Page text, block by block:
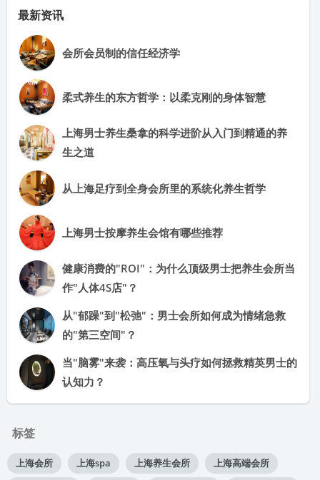
最新资讯
会所会员制的信任经济学
柔式养生的东方哲学：以柔克刚的身体智慧
上海男士养生桑拿的科学进阶从入门到精通的养
生之道
从上海足疗到全身会所里的系统化养生哲学
上海男士按摩养生会馆有哪些推荐
健康消费的"ROI"：为什么顶级男士把养生会所当
作"人体4S店"？
从"郁躁"到"松弛"：男士会所如何成为情绪急救
的"第三空间"？
当"脑雾"来袭：高压氧与头疗如何拯救精英男士的
认知力？
标签
上海会所 上海spa 上海养生会所
上海高端会所